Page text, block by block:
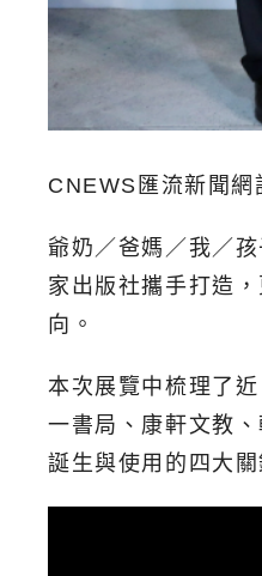
CNEWS匯流新聞網
爺奶／爸媽／我／
家出版社攜手打造
向。
本次展覽中梳理了
一書局、康軒文教
誕生與使用的四大